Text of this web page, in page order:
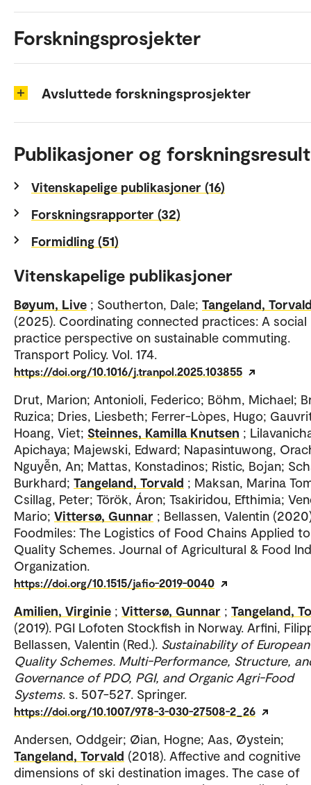
Forskningsprosjekter
Avsluttede forskningsprosjekter
Publikasjoner og
Vitenskapelige publikasjoner (16)
Forskningsrapporter (32)
Formidling (51)
Vitenskapelige publikasjoner
Bøyum, Live ; Southerton, Dale; Tangeland,
(2025). Coordinating connected practices: A social
practice perspective on sustainable commuting.
Transport Policy. Vol. 174.
https://doi.org/10.1016/j.tranpol.2025.103855
Drut, Marion; Antonioli, Federico; Böhm, Michael;
Ruzica; Dries, Liesbeth; Ferrer-Lòpes, Hugo;
Hoang, Viet; Steinnes, Kamilla Knutsen ;
Apichaya; Majewski, Edward; Napasintuwong,
Nguyễn, An; Mattas, Konstadinos; Ristic, Bojan;
Burkhard; Tangeland, Torvald ; Maksan, Marina
Csillag, Peter; Török, Áron; Tsakiridou, Efthimia;
Mario; Vittersø, Gunnar ; Bellassen, Valentin
Foodmiles: The Logistics of Food Chains Applied
Quality Schemes. Journal of Agricultural & Food
Organization.
https://doi.org/10.1515/jafio-2019-0040
Amilien, Virginie ; Vittersø, Gunnar ; Tangeland,
(2019). PGI Lofoten Stockfish in Norway. Arfini,
Bellassen, Valentin (Red.). Sustainability of
Quality Schemes. Multi-Performance, Structure,
Governance of PDO, PGI, and Organic Agri-Food
Systems. s. 507-527. Springer.
https://doi.org/10.1007/978-3-030-27508-2_26
Andersen, Oddgeir; Øian, Hogne; Aas, Øystein;
Tangeland, Torvald (2018). Affective and cognitive
dimensions of ski destination images. The case of